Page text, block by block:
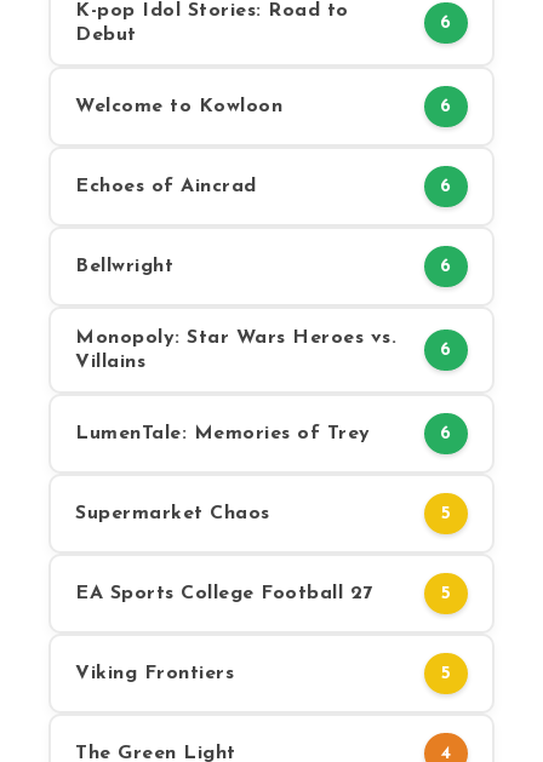
K-pop Idol Stories: Road to
Debut
6
Welcome to Kowloon 6
Echoes of Aincrad 6
Bellwright 6
Monopoly: Star Wars Heroes vs.
Villains
6
LumenTale: Memories of Trey 6
Supermarket Chaos 5
EA Sports College Football 27 5
Viking Frontiers 5
The Green Light 4